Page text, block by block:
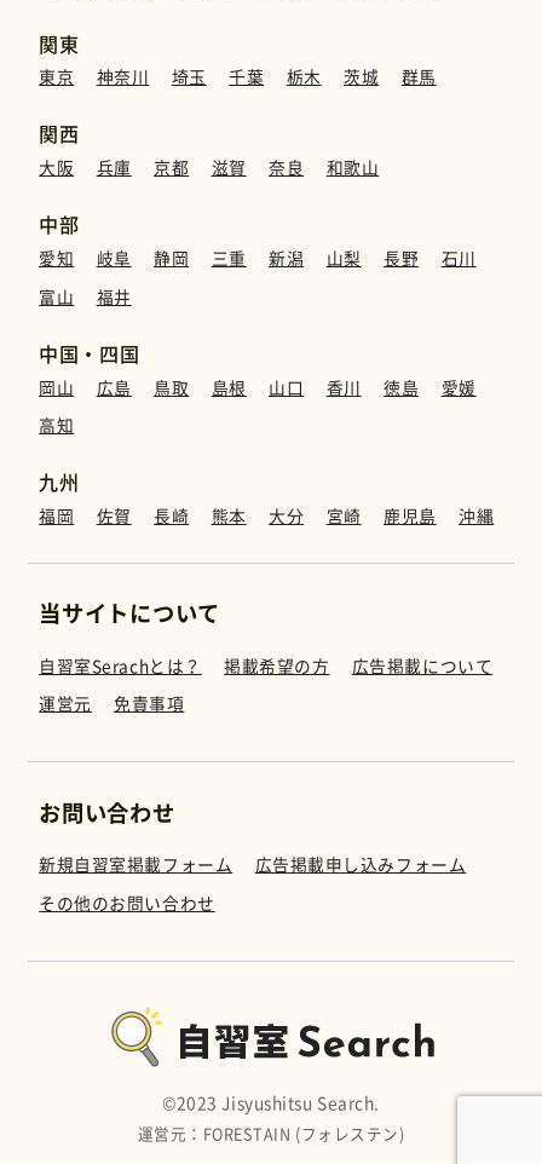
関東
東京 神奈川 埼玉 千葉 栃木 茨城 群馬
関西
大阪 兵庫 京都 滋賀 奈良 和歌山
中部
愛知 岐阜 静岡 三重 新潟 山梨 長野
石川
富山
福井
中国・四国
岡山 広島 鳥取 島根 山口 香川 徳島
愛媛
高知
九州
福岡 佐賀 長崎 熊本 大分 宮崎 鹿児島 沖縄
当サイトについて
自習室Serachとは？ 掲載希望の方
広告掲載について
運営元
免責事項
お問い合わせ
新規自習室掲載フォーム
広告掲載申し込みフォーム
その他のお問い合わせ
©︎2023 Jisyushitsu Search.
運営元：FORESTAIN (フォレステン)